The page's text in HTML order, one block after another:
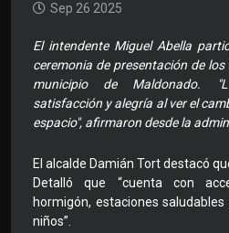
Sep 26 2025
El intendente Miguel Abella
ceremonia de presentación de
municipio de Maldonado.
satisfacción y alegría al ver el
espacio", afirmaron desde la
El alcalde Damián Tort destacó
Detalló que “cuenta con
hormigón, estaciones
niños”.